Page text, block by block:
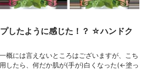
したように感じた！？ ☆ハンドク
概には言えないところはございますが、こち
したら、何だか肌が(手が)白くなった(←塗っ